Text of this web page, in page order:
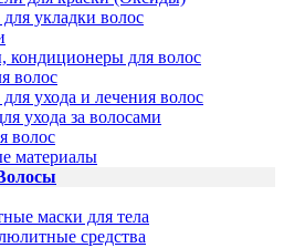
укладки волос
кондиционеры для волос
волос
ухода и лечения волос
ухода за волосами
волос
материалы
маски для тела
средства